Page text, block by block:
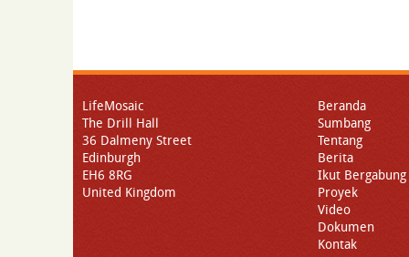
LifeMosaic
The Drill Hall
36 Dalmeny Street
Edinburgh
EH6 8RG
United Kingdom
Beranda
Sumbang
Tentang
Berita
Ikut Bergabung
Proyek
Video
Dokumen
Kontak